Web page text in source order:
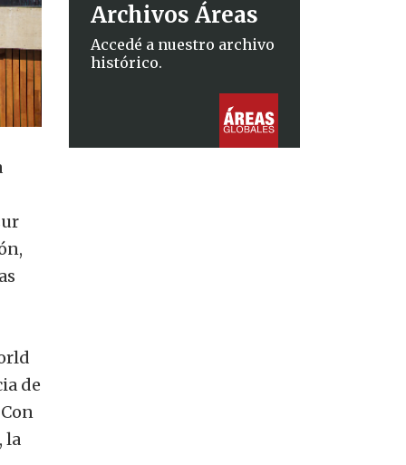
de
la
Archivos Áreas
Accedé a nuestro archivo
histórico.